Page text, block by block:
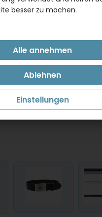
besser zu machen.
Einstellungen